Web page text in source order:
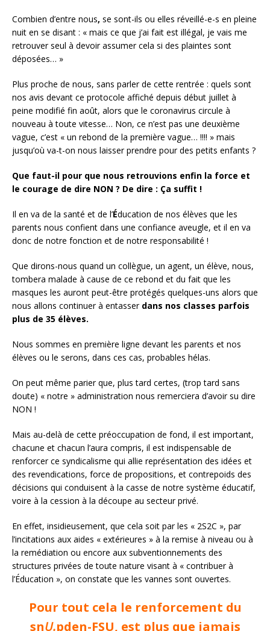
Combien d’entre nous, se sont-ils ou elles réveillé-e-s en pleine
nuit en se disant : « mais ce que j’ai fait est illégal, je vais me
retrouver seul à devoir assumer cela si des plaintes sont
déposées… »
Plus proche de nous, sans parler de cette rentrée : quels sont
nos avis devant ce protocole affiché depuis début juillet à
peine modifié fin août, alors que le coronavirus circule à
nouveau à toute vitesse… Non, ce n’est pas une deuxième
vague, c’est « un rebond de la première vague… !!!! » mais
jusqu’où va-t-on nous laisser prendre pour des petits enfants ?
Que faut-il pour que nous retrouvions enfin la force et
le courage de dire NON ? De dire : Ça suffit !
Il en va de la santé et de l’Éducation de nos élèves que les
parents nous confient dans une confiance aveugle, et il en va
donc de notre fonction et de notre responsabilité !
Que dirons-nous quand un collègue, un agent, un élève, nous,
tombera malade à cause de ce rebond et du fait que les
masques les auront peut-être protégés quelques-uns alors que
nous allons continuer à entasser dans nos classes parfois
plus de 35 élèves.
Nous sommes en première ligne devant les parents et nos
élèves ou le serons, dans ces cas, probables hélas.
On peut même parier que, plus tard certes, (trop tard sans
doute) « notre » administration nous remerciera d’avoir su dire
NON !
Mais au-delà de cette préoccupation de fond, il est important,
chacune et chacun l’aura compris, il est indispensable de
renforcer ce syndicalisme qui allie représentation des idées et
des revendications, force de propositions, et contrepoids des
décisions qui conduisent à la casse de notre système éducatif,
voire à la cession à la découpe au secteur privé.
En effet, insidieusement, que cela soit par les « 2S2C », par
l’incitations aux aides « extérieures » à la remise à niveau ou à
la remédiation ou encore aux subventionnements des
structures privées de toute nature visant à « contribuer à
l’Éducation », on constate que les vannes sont ouvertes.
Pour tout cela le renforcement du
snU.pden-FSU, est plus que jamais